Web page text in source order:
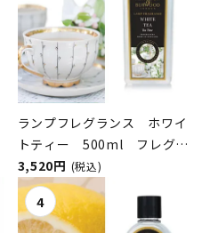
ランプフレグランス ホワイ
トティー 500ml フレグラ
ンスランプ用オイル
ASHLEIGH&BURWOOD（ア
シュレイアンドバーウッド）
3,520円 (税込)